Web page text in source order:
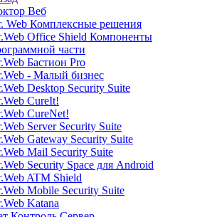
Веб
Web Комплексные решения
Office Shield Компоненты
части
Бастион Pro
- Малый бизнес
Desktop Security Suite
CureIt!
CureNet!
Server Security Suite
Gateway Security Suite
Mail Security Suite
Security Space для Android
ATM Shield
Mobile Security Suite
Katana